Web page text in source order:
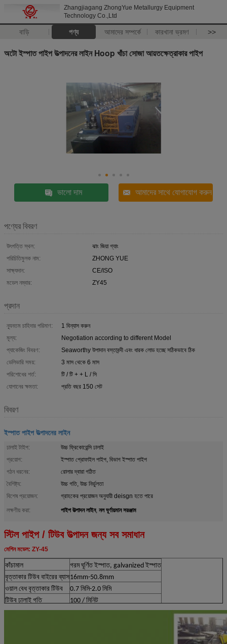
Zhangjiagang ZhongYue Metallurgy Equipment
Technology Co.,Ltd
বাড়ি পণ্য আমাদের সম্পর্কে কারখানা ভ্রমণ >>
অটো ইস্পাত পাইপ উত্পাদনের লাইন Hoop খাঁচা সোজা আয়তক্ষেত্রাকার পাইপ
ভালো দাম আমাদের সাথে যোগাযোগ করুন
পণ্যের বিবরণ
উৎপত্তি স্থল:
ঝাং জিয়া গ্যাং
পরিচিতিমুলক নাম:
ZHONG YUE
সাক্ষ্যদান:
CE/ISO
মডেল নম্বার:
ZY45
প্রদান
ন্যূনতম চাহিদার পরিমাণ:
1 বিন্যাস করুন
মূল্য:
Negotiation according to different Model
প্যাকেজিং বিবরণ:
Seaworthy উপাদান বস্তাবন্দী এবং ধারক লোড হচ্ছে সঠিকভাবে ঠিক
ডেলিভারি সময়:
3 মাস থেকে 6 মাস
পরিশোধের শর্ত:
টি / টি + + L / সি
যোগানের ক্ষমতা:
প্রতি বছর 150 সেট
বিবরণ
ইস্পাত পাইপ উত্পাদনের লাইন
ঢালাই টাইপ:
উচ্চ ফ্রিকোয়েন্সি ঢালাই
প্রয়োগ:
ইস্পাত প্রোফাইল পাইপ, বিভাগ ইস্পাত পাইপ
গঠন ধরনের:
রোলার দ্বারা গঠিত
বৈশিষ্ট্য:
উচ্চ গতি, উচ্চ নির্ভুলতা
বিশেষ প্রয়োজন:
গ্রাহকের প্রয়োজন অনুযায়ী deisgn হতে পারে
লক্ষণীয় করা:
পাইপ উত্পাদন লাইন, নল ঘূর্ণায়মান সরঞ্জাম
স্টিল পাইপ / টিউব উত্পাদন জন্য সব সমাধান
মেশিন মডেল: ZY-45
কাঁচামাল
গরম ঘূর্ণিত ইস্পাত, galvanized ইস্পাত
বৃত্তাকার টিউব বাইরের ব্যাস16mm-50.8mm
ওয়াল বেধ বৃত্তাকার টিউব
0.7 মিমি-2.0 মিমি
টিউব ঢালাই গতি
100 / মিনিট